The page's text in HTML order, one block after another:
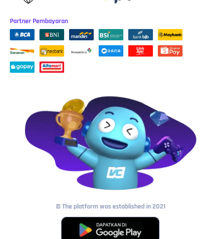
Partner Pembayaran
© The platform was established in 2021